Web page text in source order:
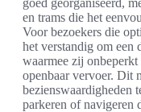
goed georganiseerd,
en trams die het
Voor bezoekers die
het verstandig om een
waarmee zij
openbaar vervoer. Dit
bezienswaardigheden
parkeren of navigeren